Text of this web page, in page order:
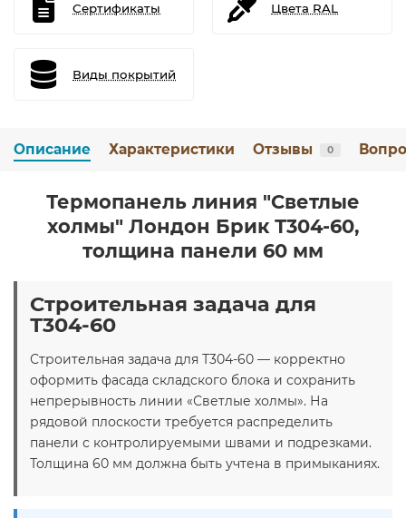
Сертификаты Цвета RAL
Виды покрытий
Описание Характеристики Отзывы 0
Термопанель линия "Светлые
холмы" Лондон Брик Т304-60,
толщина панели 60 мм
Строительная задача для
Т304-60
Строительная задача для Т304-60 — корректно
оформить фасада складского блока и сохранить
непрерывность линии «Светлые холмы». На
рядовой плоскости требуется распределить
панели с контролируемыми швами и подрезками.
Толщина 60 мм должна быть учтена в примыканиях.